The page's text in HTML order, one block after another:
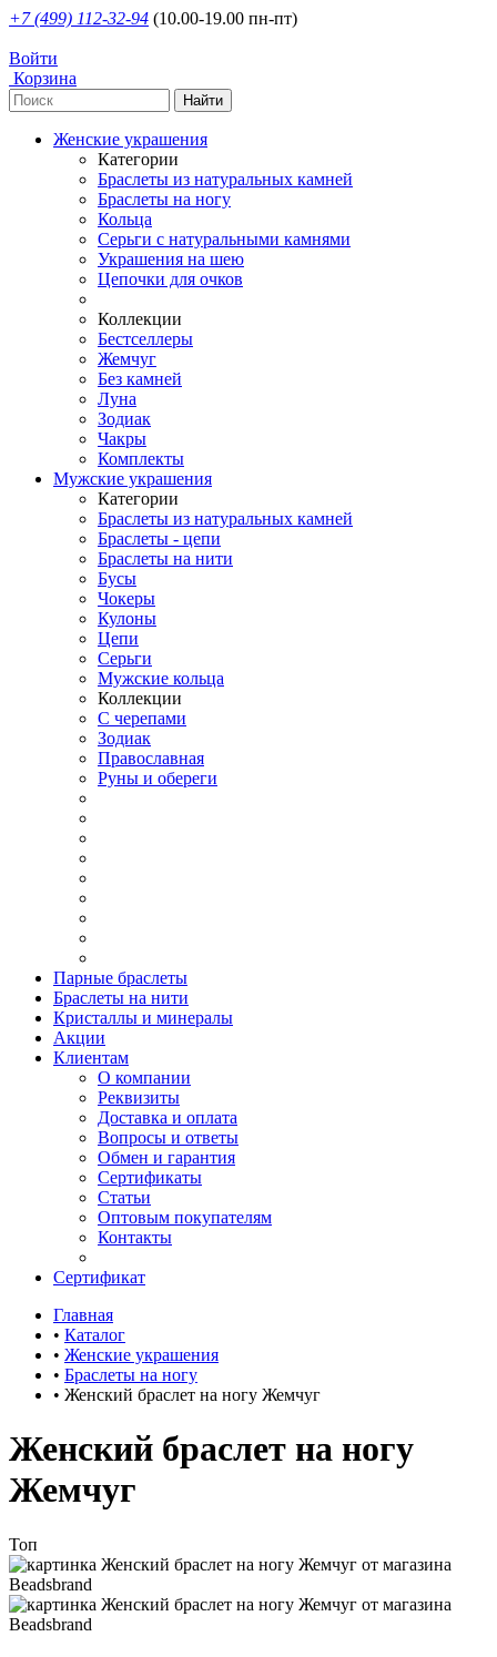
+7 (499) 112-32-94 (10.00-19.00 пн-пт)
Войти
Корзина
Женские украшения
Категории
Браслеты из натуральных камней
Браслеты на ногу
Кольца
Серьги с натуральными камнями
Украшения на шею
Цепочки для очков
Коллекции
Бестселлеры
Жемчуг
Без камней
Луна
Зодиак
Чакры
Комплекты
Мужские украшения
Категории
Браслеты из натуральных камней
Браслеты - цепи
Браслеты на нити
Бусы
Чокеры
Кулоны
Цепи
Серьги
Мужские кольца
Коллекции
С черепами
Зодиак
Православная
Руны и обереги
Парные браслеты
Браслеты на нити
Кристаллы и минералы
Акции
Клиентам
О компании
Реквизиты
Доставка и оплата
Вопросы и ответы
Обмен и гарантия
Сертификаты
Статьи
Оптовым покупателям
Контакты
Сертификат
Главная
• Каталог
• Женские украшения
• Браслеты на ногу
• Женский браслет на ногу Жемчуг
Женский браслет на ногу
Жемчуг
Топ